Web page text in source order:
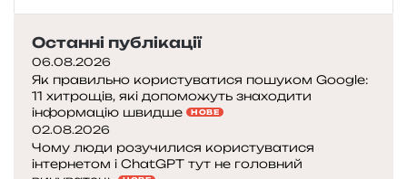
а
ж
у
т
ь
л
о
с
у
:
я
к
з
р
й
с
ь
к
і
й
,
Останні публікації
06.08.2026
Як правильно користуватися пошуком Google:
11 хитрощів, які допоможуть знаходити
інформацію швидше
НОВЕ
02.08.2026
Чому люди розучилися користуватися
інтернетом і ChatGPT тут не головний